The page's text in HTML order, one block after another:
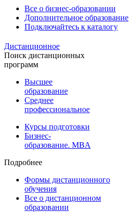
Все о бизнес-образовании
Дополнительное образование
Подключайтесь к каталогу
Дистанционное
Поиск дистанционных
программ
Высшее
образование
Среднее
профессиональное
Курсы подготовки
Бизнес-
образование. MBA
Подробнее
Формы дистанционного
обучения
Все о дистанционном
образовании